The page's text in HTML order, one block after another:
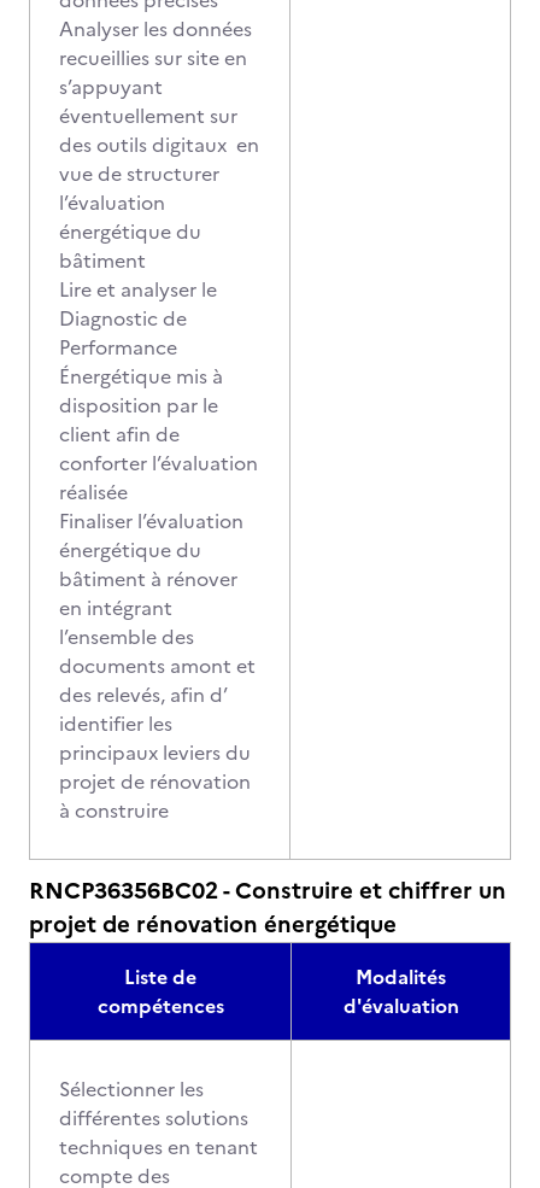
Analyser les données
recueillies sur site en
s’appuyant
éventuellement sur
des outils digitaux en
vue de structurer
l’évaluation
énergétique du
bâtiment
Lire et analyser le
Diagnostic de
Performance
Énergétique mis à
disposition par le
client afin de
conforter l’évaluation
réalisée
Finaliser l’évaluation
énergétique du
bâtiment à rénover
en intégrant
l’ensemble des
documents amont et
des relevés, afin d’
identifier les
principaux leviers du
projet de rénovation
à construire
RNCP36356BC02 - Construire et chiffrer un
projet de rénovation énergétique
Liste de
compétences
Modalités
d'évaluation
Sélectionner les
différentes solutions
techniques en tenant
compte des